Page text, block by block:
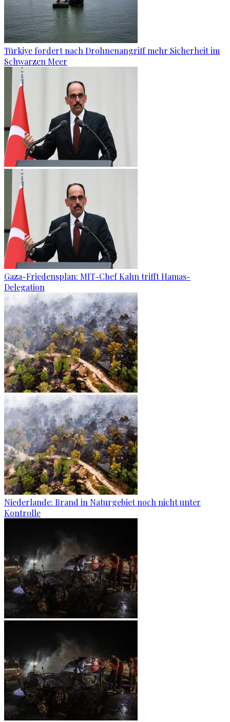
Türkiye fordert nach Drohnenangriff mehr Sicherheit im
Schwarzen Meer
Gaza-Friedensplan: MIT-Chef Kalın trifft Hamas-
Delegation
Niederlande: Brand in Naturgebiet noch nicht unter
Kontrolle